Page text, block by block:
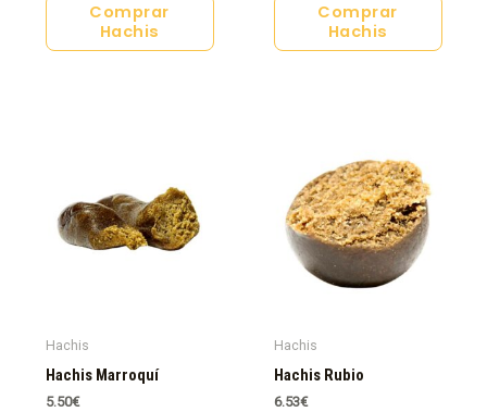
Comprar
Hachis
Comprar
Hachis
Hachis
Hachis Marroquí
5.50€
Hachis
Hachis Rubio
6.53€